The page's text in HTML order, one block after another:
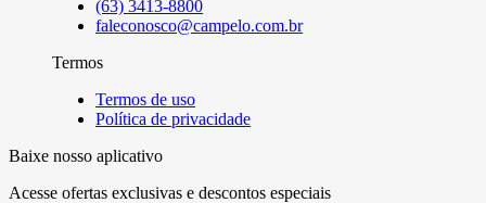
(63) 3413-8800
faleconosco@campelo.com.br
Termos
Termos de uso
Política de privacidade
Baixe nosso aplicativo
Acesse ofertas exclusivas e descontos especiais